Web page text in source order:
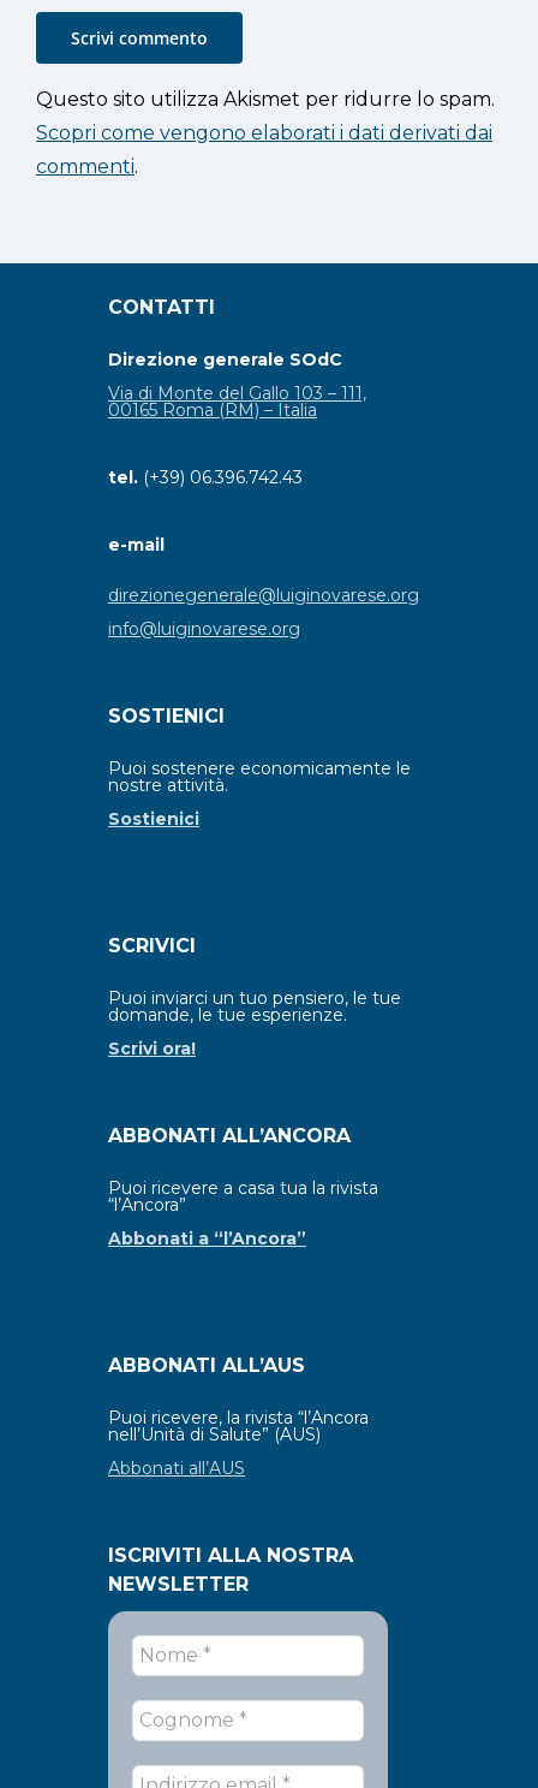
Questo sito utilizza Akismet per ridurre lo spam.
Scopri come vengono elaborati i dati derivati dai
commenti.
CONTATTI
Direzione generale SOdC
Via di Monte del Gallo 103 – 111,
00165 Roma (RM) – Italia
tel. (+39) 06.396.742.43
e-mail
direzionegenerale@luiginovarese.org
info@luiginovarese.org
SOSTIENICI
Puoi sostenere economicamente le
nostre attività.
Sostienici
SCRIVICI
Puoi inviarci un tuo pensiero, le tue
domande, le tue esperienze.
Scrivi ora!
ABBONATI ALL’ANCORA
Puoi ricevere a casa tua la rivista
“l’Ancora”
Abbonati a “l’Ancora”
ABBONATI ALL’AUS
Puoi ricevere, la rivista “l’Ancora
nell’Unità di Salute” (AUS)
Abbonati all’AUS
ISCRIVITI ALLA NOSTRA
NEWSLETTER